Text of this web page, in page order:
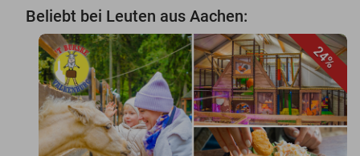
Beliebt bei Leuten aus Aachen:
24%